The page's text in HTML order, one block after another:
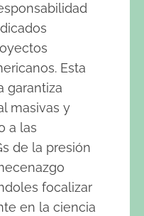
Esta
garantiza
masivas y
a las
de la presión
focalizar
en la ciencia